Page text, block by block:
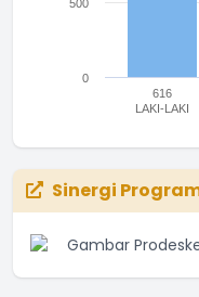
616
LAKI-LAKI
0
500
Sinergi